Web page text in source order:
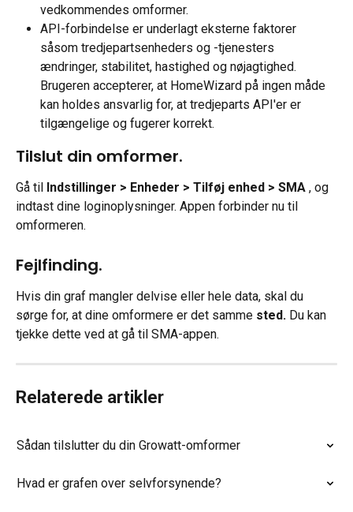
vedkommendes omformer.
API-forbindelse er underlagt eksterne faktorer
såsom tredjepartsenheders og -tjenesters
ændringer, stabilitet, hastighed og nøjagtighed.
Brugeren accepterer, at HomeWizard på ingen måde
kan holdes ansvarlig for, at tredjeparts API'er er
tilgængelige og fugerer korrekt.
Tilslut din omformer.
Gå til Indstillinger > Enheder > Tilføj enhed > SMA , og
indtast dine loginoplysninger. Appen forbinder nu til
omformeren.
Fejlfinding.
Hvis din graf mangler delvise eller hele data, skal du
sørge for, at dine omformere er det samme sted. Du kan
tjekke dette ved at gå til SMA-appen.
Relaterede artikler
Sådan tilslutter du din Growatt-omformer
Hvad er grafen over selvforsynende?